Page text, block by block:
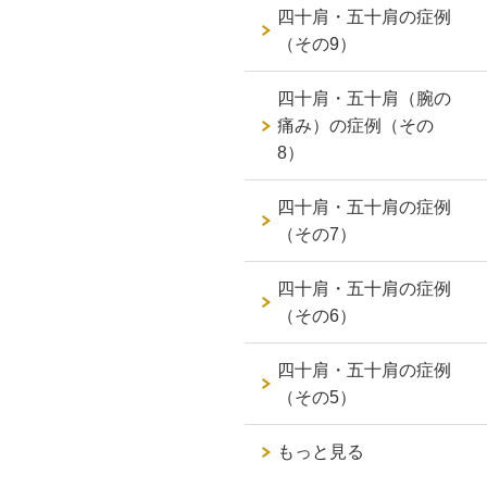
四十肩・五十肩の症例
（その9）
四十肩・五十肩（腕の
痛み）の症例（その
8）
四十肩・五十肩の症例
（その7）
四十肩・五十肩の症例
（その6）
四十肩・五十肩の症例
（その5）
もっと見る